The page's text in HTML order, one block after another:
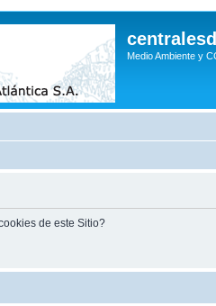
Medio Ambiente y
de este Sitio?